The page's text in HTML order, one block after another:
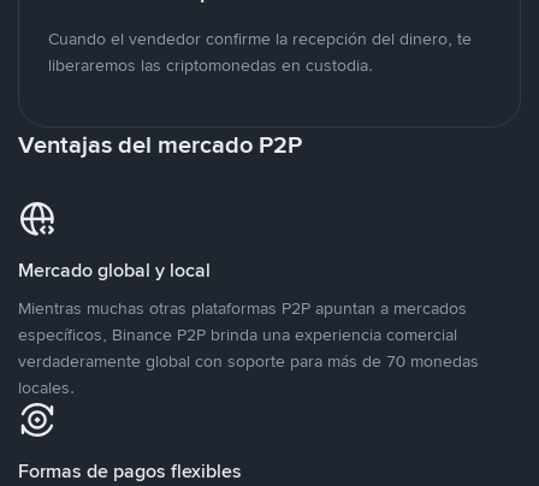
Cuando el vendedor confirme la recepción del dinero, te
liberaremos las criptomonedas en custodia.
Ventajas del mercado P2P
Mercado global y local
Mientras muchas otras plataformas P2P apuntan a mercados
específicos, Binance P2P brinda una experiencia comercial
verdaderamente global con soporte para más de 70 monedas
locales.
Formas de pagos flexibles